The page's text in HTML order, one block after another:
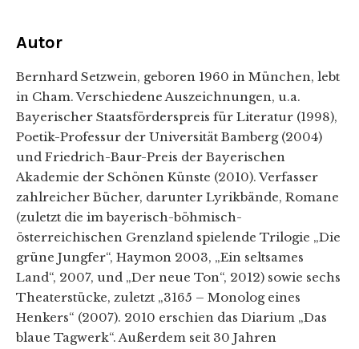
Autor
Bernhard Setzwein, geboren 1960 in München, lebt
in Cham. Verschiedene Auszeichnungen, u.a.
Bayerischer Staatsförderspreis für Literatur (1998),
Poetik-Professur der Universität Bamberg (2004)
und Friedrich-Baur-Preis der Bayerischen
Akademie der Schönen Künste (2010). Verfasser
zahlreicher Bücher, darunter Lyrikbände, Romane
(zuletzt die im bayerisch-böhmisch-
österreichischen Grenzland spielende Trilogie „Die
grüne Jungfer“, Haymon 2003, „Ein seltsames
Land“, 2007, und „Der neue Ton“, 2012) sowie sechs
Theaterstücke, zuletzt „3165 – Monolog eines
Henkers“ (2007). 2010 erschien das Diarium „Das
blaue Tagwerk“. Außerdem seit 30 Jahren